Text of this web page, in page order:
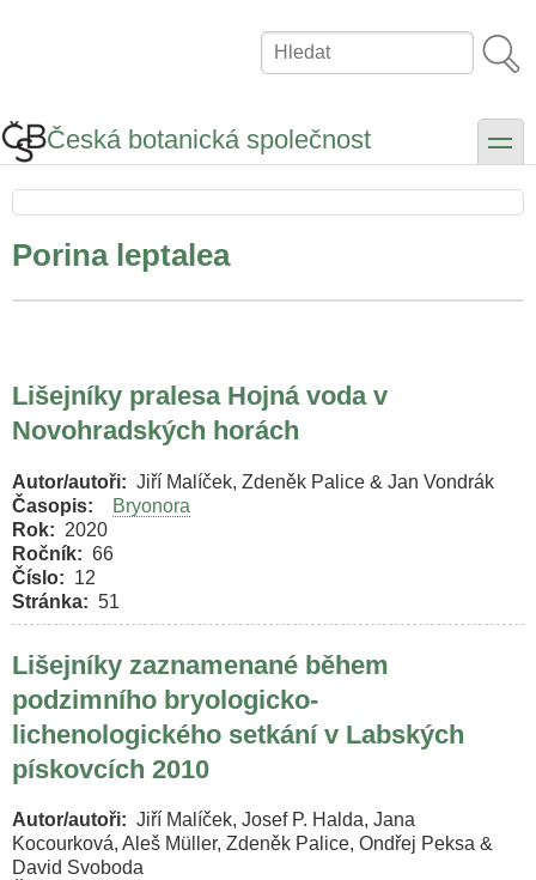
Hledat
Česká botanická společnost toggle
Porina leptalea
Lišejníky pralesa Hojná voda v
Novohradských horách
Autor/autoři
Jiří Malíček, Zdeněk Palice & Jan Vondrák
Časopis
Bryonora
Rok
2020
Ročník
66
Číslo
12
Stránka
51
Lišejníky zaznamenané během
podzimního bryologicko-
lichenologického setkání v Labských
pískovcích 2010
Autor/autoři
Jiří Malíček, Josef P. Halda, Jana
Kocourková, Aleš Müller, Zdeněk Palice, Ondřej Peksa &
David Svoboda